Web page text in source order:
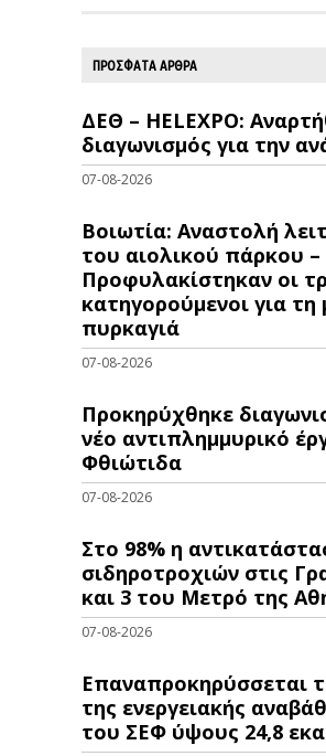
ΠΡΟΣΦΑΤΑ ΑΡΘΡΑ
ΔΕΘ – HELEXPO:
διαγωνισμός για την
07-08-2026
Βοιωτία: Αναστολή
του αιολικού πάρκου –
Προφυλακίστηκαν οι
κατηγορούμενοι για τη
πυρκαγιά
07-08-2026
Προκηρύχθηκε
νέo αντιπλημμυρικό
Φθιώτιδα
07-08-2026
Στο 98% η
σιδηροτροχιών στις
και 3 του Μετρό της
07-08-2026
Επαναπροκηρύσσεται
της ενεργειακής
του ΣΕΦ ύψους 24,8